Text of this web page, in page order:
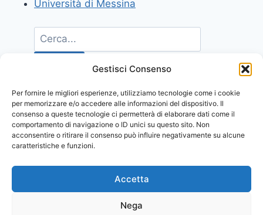
Gestisci Consenso
Per fornire le migliori esperienze, utilizziamo tecnologie come i cookie
per memorizzare e/o accedere alle informazioni del dispositivo. Il
consenso a queste tecnologie ci permetterà di elaborare dati come il
comportamento di navigazione o ID unici su questo sito. Non
acconsentire o ritirare il consenso può influire negativamente su alcune
caratteristiche e funzioni.
Accetta
Nega
Università di Messina